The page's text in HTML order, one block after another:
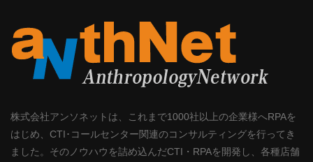
株式会社アンソネットは、これまで1000社以上の企業様へRPAを
はじめ、CTI･コールセンター関連のコンサルティングを行ってき
ました。そのノウハウを詰め込んだCTI・RPAを開発し、各種店舗